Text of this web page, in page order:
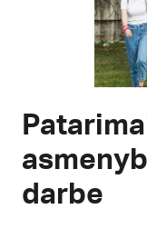
darbe